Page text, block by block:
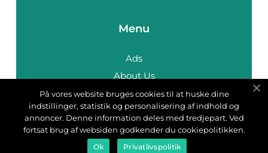
Menu
Ads
About Us
Cookies
Contact
Sitemap
På vores website bruges cookies til at huske dine
indstillinger, statistik og personalisering af indhold og
annoncer. Denne information deles med tredjepart. Ved
fortsat brug af websiden godkender du cookiepolitikken.
Ok Privatlivspolitik